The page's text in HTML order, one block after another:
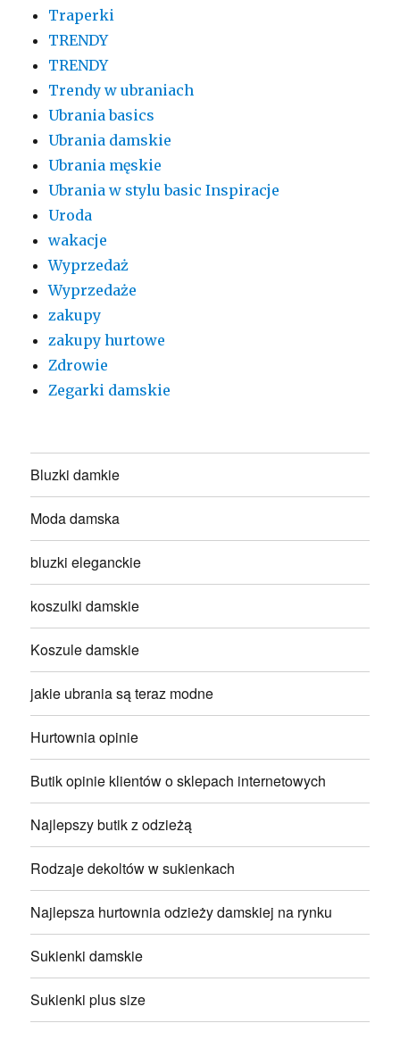
Traperki
TRENDY
TRENDY
Trendy w ubraniach
Ubrania basics
Ubrania damskie
Ubrania męskie
Ubrania w stylu basic Inspiracje
Uroda
wakacje
Wyprzedaż
Wyprzedaże
zakupy
zakupy hurtowe
Zdrowie
Zegarki damskie
Bluzki damkie
Moda damska
bluzki eleganckie
koszulki damskie
Koszule damskie
jakie ubrania są teraz modne
Hurtownia opinie
Butik opinie klientów o sklepach internetowych
Najlepszy butik z odzieżą
Rodzaje dekoltów w sukienkach
Najlepsza hurtownia odzieży damskiej na rynku
Sukienki damskie
Sukienki plus size